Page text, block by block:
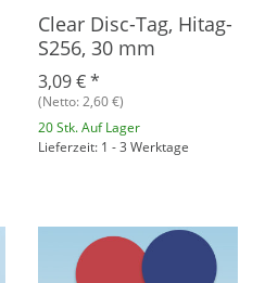
Clear Disc-Tag, Hitag-
S256, 30 mm
3,09 €*
(Netto: 2,60 €)
20 Stk. Auf Lager
Lieferzeit: 1 - 3 Werktage